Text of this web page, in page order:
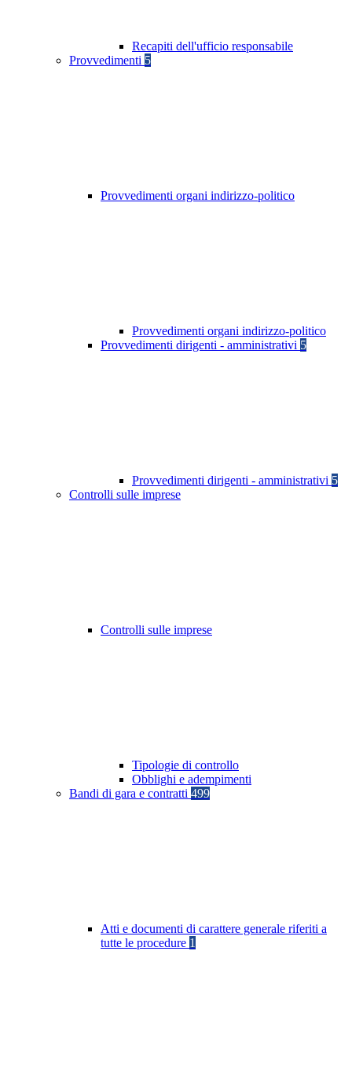
Recapiti dell'ufficio responsabile
Provvedimenti 5
Provvedimenti organi indirizzo-politico
Provvedimenti organi indirizzo-politico
Provvedimenti dirigenti - amministrativi 5
Provvedimenti dirigenti - amministrativi 5
Controlli sulle imprese
Controlli sulle imprese
Tipologie di controllo
Obblighi e adempimenti
Bandi di gara e contratti 499
Atti e documenti di carattere generale riferiti a
tutte le procedure 1